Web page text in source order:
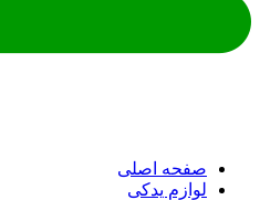
صفحه اصلی
لوازم یدکی